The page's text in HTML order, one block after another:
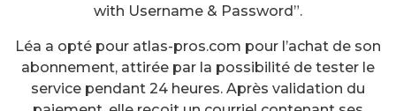
with Username & Password”.
Léa a opté pour atlas-pros.com pour l’achat de son
abonnement, attirée par la possibilité de tester le
service pendant 24 heures. Après validation du